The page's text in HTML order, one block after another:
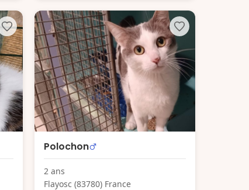
Polochon
2 ans
Flayosc (83780) France